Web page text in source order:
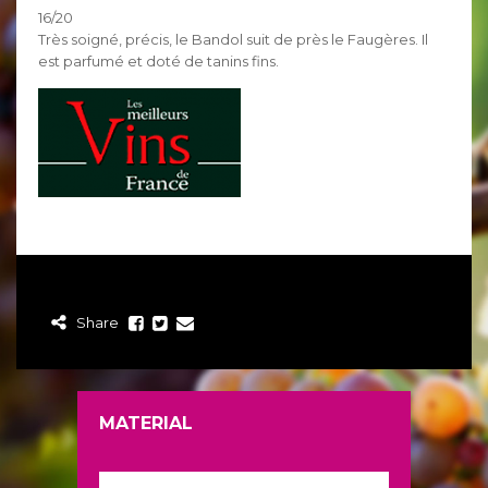
16/20
Très soigné, précis, le Bandol suit de près le Faugères. Il
est parfumé et doté de tanins fins.
Share
MATERIAL